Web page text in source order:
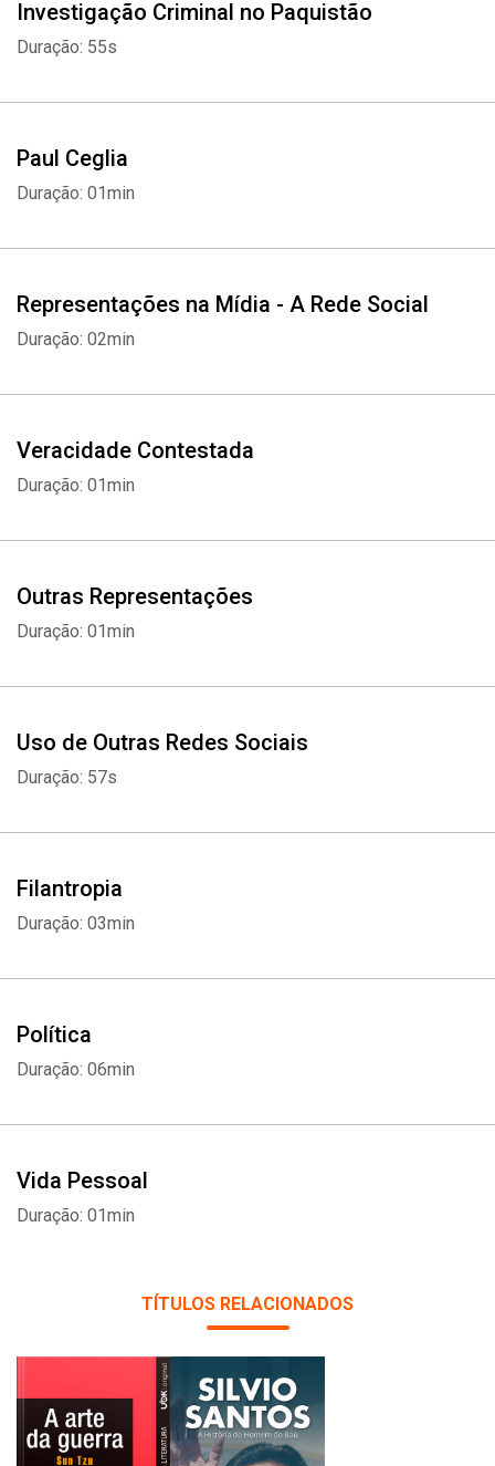
Investigação Criminal no Paquistão
Duração: 55s
Paul Ceglia
Duração: 01min
Representações na Mídia - A Rede Social
Duração: 02min
Veracidade Contestada
Duração: 01min
Outras Representações
Duração: 01min
Uso de Outras Redes Sociais
Duração: 57s
Filantropia
Duração: 03min
Política
Duração: 06min
Vida Pessoal
Duração: 01min
TÍTULOS RELACIONADOS